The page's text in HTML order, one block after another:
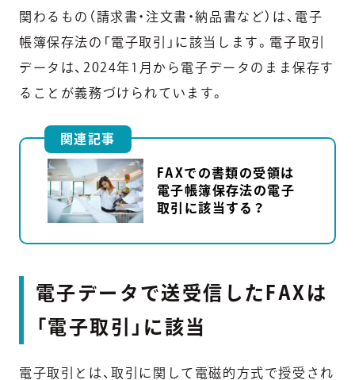
関わるもの（請求書・注文書・納品書など）は、電子
帳簿保存法の「電子取引」に該当します。電子取引
データは、2024年1月から電子データのまま保存す
ることが義務づけられています。
関連記事
FAXでの書類の受領は
電子帳簿保存法の電子
取引に該当する？
電子データで送受信したFAXは
「電子取引」に該当
電子取引とは、取引に関して電磁的方式で授受され